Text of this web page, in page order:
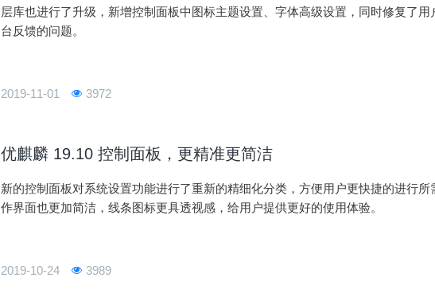
层库也进行了升级，新增控制面板中图标主题设置、字体高级设置，同时修复了
台反馈的问题。
2019-11-01 3972
优麒麟 19.10 控制面板，更精准更简洁
新的控制面板对系统设置功能进行了重新的精细化分类，方便用户更快捷的进行
作界面也更加简洁，线条图标更具透视感，给用户提供更好的使用体验。
2019-10-24 3989